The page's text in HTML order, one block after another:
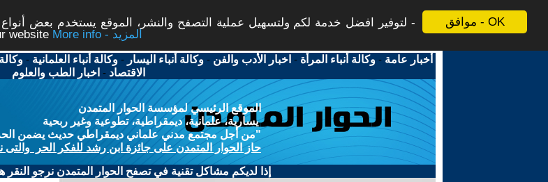
موافق - OK
لتوفير افضل خدمة لكم ولتسهيل عملية التصفح والنشر، الموقع يستخدم بعض
website
More info - المزيد
أخبار عامة -وكالة أنباء المرأة - اخبار الأدب والفن -وكالة أنباء اليسار -وكالة أنباء العلمانية -
الاقتصاد - اخبار الطب والعلوم
الموقع الرئيسي لمؤسسة الحوار المتمدن
يسارية، علمانية، ديمقراطية، تطوعية وغير ربحية
"من أجل مجتمع مدني علماني ديمقراطي حديث يضمن الحرية
حاز الحوار المتمدن على جائزة ابن رشد للفكر الحر والتى
إذا لديكم مشاكل تقنية في تصفح الحوار المتمدن نرجو النقر